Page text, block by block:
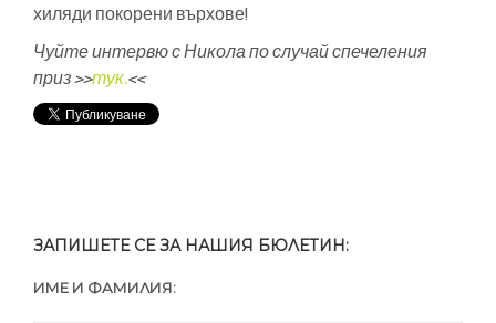
хиляди покорени върхове!
Чуйте интервю с Никола по случай спечеления
приз >>тук.<<
ЗАПИШЕТЕ СЕ ЗА НАШИЯ БЮЛЕТИН:
ИМЕ И ФАМИЛИЯ: